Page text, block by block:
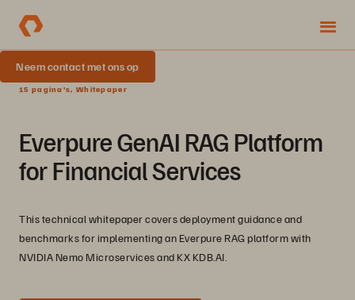
Neem contact met ons op
15 pagina's, Whitepaper
Everpure GenAI RAG Platform
for Financial Services
This technical whitepaper covers deployment guidance and
benchmarks for implementing an Everpure RAG platform with
NVIDIA Nemo Microservices and KX KDB.AI.